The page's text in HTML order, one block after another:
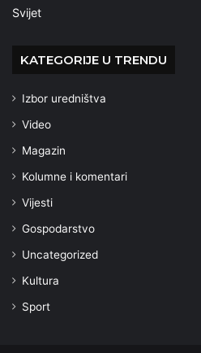
Svijet
KATEGORIJE U TRENDU
Izbor uredništva
Video
Magazin
Kolumne i komentari
Vijesti
Gospodarstvo
Uncategorized
Kultura
Sport